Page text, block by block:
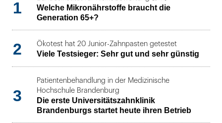
1
Welche Mikronährstoffe braucht die
Generation 65+?
2 Ökotest hat 20 Junior-Zahnpasten getestet
Viele Testsieger: Sehr gut und sehr günstig
3
Patientenbehandlung in der Medizinische
Hochschule Brandenburg
Die erste Universitätszahnklinik
Brandenburgs startet heute ihren Betrieb